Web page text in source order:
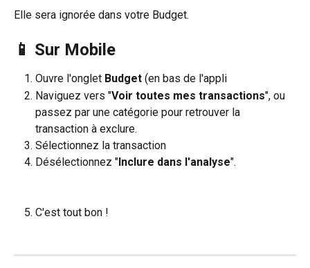
Elle sera ignorée dans votre Budget.
📱 Sur Mobile
Ouvre l'onglet Budget (en bas de l'appli
Naviguez vers "Voir toutes mes transactions", ou
passez par une catégorie pour retrouver la
transaction à exclure.
Sélectionnez la transaction
Désélectionnez " Inclure dans l'analyse".
C'est tout bon !